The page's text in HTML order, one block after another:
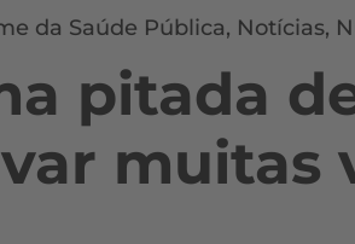
da Saúde Pública, Notícias,
pitada
muitas